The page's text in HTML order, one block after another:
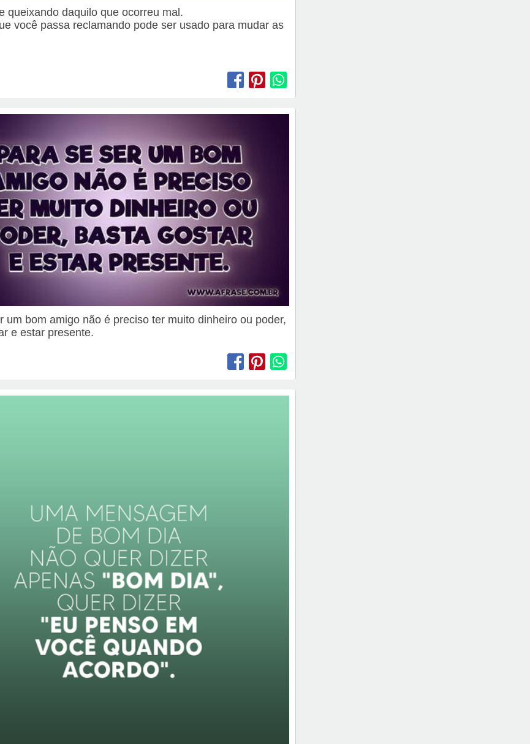
queixando daquilo que ocorreu mal.
você passa reclamando pode ser usado para mudar as
um bom amigo não é preciso ter muito dinheiro ou poder,
e estar presente.